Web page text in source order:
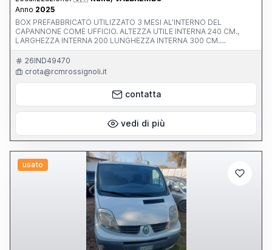
Anno 2025
BOX PREFABBRICATO UTILIZZATO 3 MESI AL'INTERNO DEL
CAPANNONE COME UFFICIO. ALTEZZA UTILE INTERNA 240 CM.,
LARGHEZZA INTERNA 200 LUNGHEZZA INTERNA 300 CM.
COMPLETO DI PLAFONIERA LED, PAVIMENTO E QUADRO ELETTRCIO
INTERNO E PRESA ESTERNA
26IND49470
crota@rcmrossignoli.it
contatta
vedi di più
usato